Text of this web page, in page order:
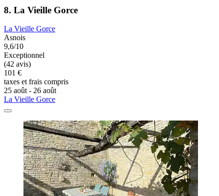
8. La Vieille Gorce
La Vieille Gorce
Asnois
9,6/10
Exceptionnel
(42 avis)
101 €
taxes et frais compris
25 août - 26 août
La Vieille Gorce